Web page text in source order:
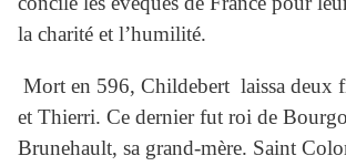
la charité et l’humilité.
Mort en 596, Childebert laissa deux
et Thierri. Ce dernier fut roi de
Brunehault, sa grand-mère. Saint